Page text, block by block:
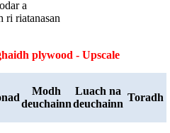
a
ri riatanasan
plywood - Upscale
Modh
deuchainn
Luach na
deuchainn
Toradh